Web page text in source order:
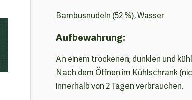
Bambusnudeln (52 %), Wasser
Aufbewahrung:
An einem trockenen, dunklen und
Nach dem Öffnen im Kühlschrank
innerhalb von 2 Tagen verbrauchen.